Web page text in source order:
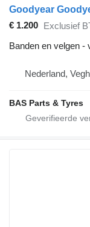
Goodyear
€ 1.200 Exclusief
Banden en velgen -
Nederland,
BAS Parts & Tyres